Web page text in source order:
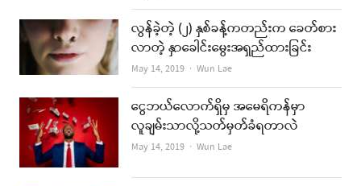
လွန်ခဲ့တဲ့ (၂) နှစ်ခန့်ကတည်းက ခေတ်စား
လာတဲ့ နှာခေါင်းမွေးအရှည်ထားခြင်း
May 14, 2019 Author
Wun Lae
ငွေဘယ်လောက်ရှိမှ အမေရိကန်မှာ
လူချမ်းသာလို့သတ်မှတ်ခံရတာလဲ
May 14, 2019 Author
Wun Lae